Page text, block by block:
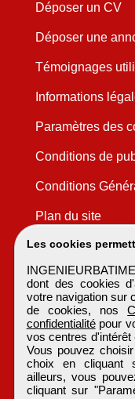
Les cookies
dont des cookies
votre navigation sur
de cookies, nos
confidentialitépour
vos centres
Vous pouvez
choix en cliquant
ailleurs, vous
cliquant sur
Déposer un CV
Déposer une
Témoignages
Informations
Paramètres des
Conditions de
Conditions
Plan du site